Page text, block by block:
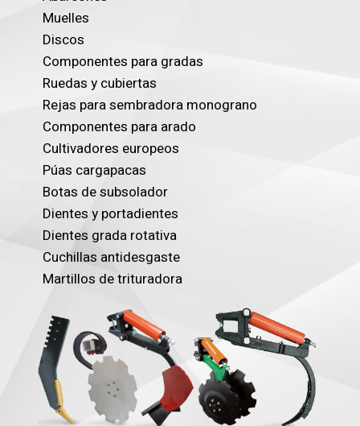
Muelles
Discos
Componentes para gradas
Ruedas y cubiertas
Rejas para sembradora monograno
Componentes para arado
Cultivadores europeos
Púas cargapacas
Botas de subsolador
Dientes y portadientes
Dientes grada rotativa
Cuchillas antidesgaste
Martillos de trituradora